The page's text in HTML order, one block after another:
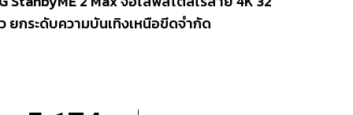
ยกระดับความบันเทิงเหนือขีดจำกัด